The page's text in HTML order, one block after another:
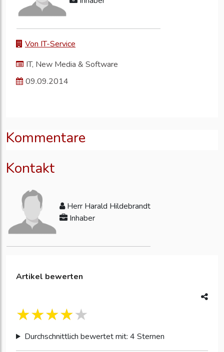
Von IT-Service
IT, New Media & Software
09.09.2014
Kommentare
Kontakt
Herr Harald Hildebrandt
Inhaber
Artikel bewerten
Durchschnittlich bewertet mit: 4 Sternen